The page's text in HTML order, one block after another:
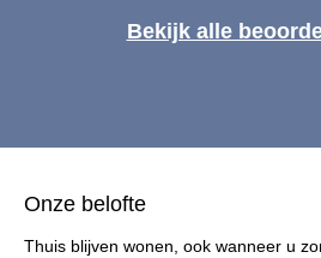
Bekijk alle
Onze belofte
Thuis blijven wonen, ook wanneer u